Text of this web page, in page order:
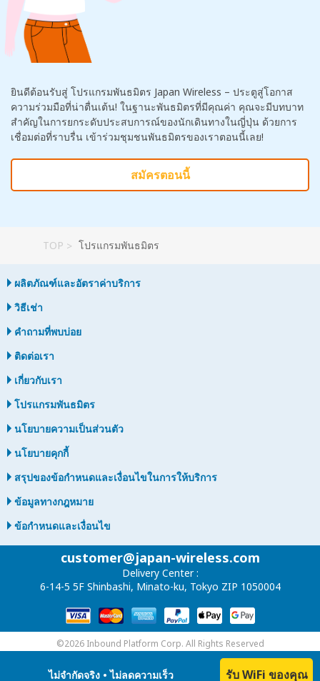
ยินดีต้อนรับสู่ โปรแกรมพันธมิตร Japan Wireless – ประตูสู่โอกาส
ความร่วมมือที่น่าตื่นเต้น! ในฐานะพันธมิตรที่มีคุณค่า คุณจะมีบทบาท
สำคัญในการยกระดับประสบการณ์ของนักเดินทางในญี่ปุ่น ด้วยการ
เชื่อมต่อที่ราบรื่น เข้าร่วมชุมชนพันธมิตรของเราตอนนี้เลย!
สมัครตอนนี้
TOP โปรแกรมพันธมิตร
ผลิตภัณฑ์และอัตราค่าบริการ
วิธีเช่า
คำถามที่พบบ่อย
ติดต่อเรา
เกี่ยวกับเรา
โปรแกรมพันธมิตร
นโยบายความเป็นส่วนตัว
นโยบายคุกกี้
สรุปของข้อกำหนดและเงื่อนไขในการให้บริการ
ข้อมูลทางกฎหมาย
ข้อกำหนดและเงื่อนไข
customer@japan-wireless.com
Delivery Center :
6-14-5 5F Shinbashi, Minato-ku, Tokyo ZIP 1050004
©2026 Inbound Platform Corp. All Rights Reserved
ไม่จำกัดจริง • ไม่ลดความเร็ว รับ WiFi ของคุณ